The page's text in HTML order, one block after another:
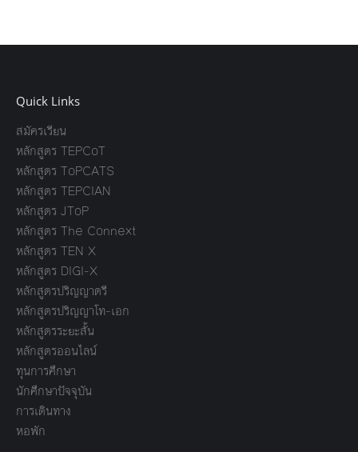
Quick Links
สมัครเรียน
หลักสูตร TEPCoT
หลักสูตร ToPCATS
หลักสูตร TEPCIAN
หลักสูตร JToP
หลักสูตร The Connext
หลักสูตร TEN X
หลักสูตร DIGI-X
หลักสูตรปริญญาตรี
หลักสูตรปริญญาโท-เอก
หลักสูตรระยะสั้น
หลักสูตรออนไลน์
ทุนการศึกษา
นักศึกษาปัจจุบัน
การเดินทาง
หอพัก